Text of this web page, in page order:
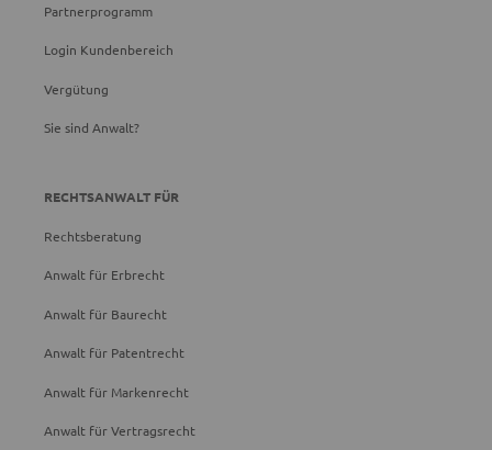
Partnerprogramm
Login Kundenbereich
Vergütung
Sie sind Anwalt?
RECHTSANWALT FÜR
Rechtsberatung
Anwalt für Erbrecht
Anwalt für Baurecht
Anwalt für Patentrecht
Anwalt für Markenrecht
Anwalt für Vertragsrecht